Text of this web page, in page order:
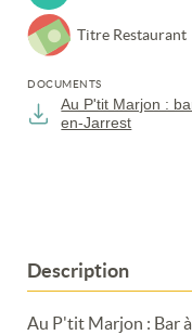
Description
Au P'tit Marjon : Bar
Titre Restaurant
DOCUMENTS
Au P'tit Marjon :
en-Jarrest